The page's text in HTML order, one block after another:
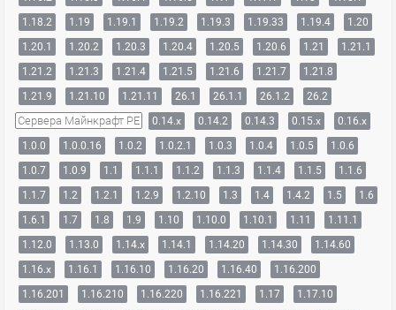
1.18.2
1.19 1.19.1 1.19.2 1.19.3 1.19.33 1.19.4
1.20
1.20.1
1.20.2 1.20.3 1.20.4 1.20.5 1.20.6 1.21
1.21.1
1.21.2
1.21.3 1.21.4 1.21.5 1.21.6 1.21.7
1.21.8
1.21.9
1.21.10 1.21.11 26.1 26.1.1 26.1.2 26.2
Сервера Майнкрафт PE 0.14.x 0.14.2 0.14.3 0.15.x
0.16.x
1.0.0
1.0.0.16 1.0.2 1.0.2.1 1.0.3 1.0.4 1.0.5
1.0.6
1.0.7
1.0.9 1.1 1.1.1 1.1.2 1.1.3 1.1.4 1.1.5
1.1.6
1.1.7
1.2 1.2.1 1.2.9 1.2.10 1.3 1.4 1.4.2 1.5
1.6
1.6.1
1.7 1.8 1.9 1.10 1.10.0 1.10.1 1.11
1.11.1
1.12.0
1.13.0 1.14.x 1.14.1 1.14.20 1.14.30
1.14.60
1.16.x
1.16.1 1.16.10 1.16.20 1.16.40
1.16.200
1.16.201
1.16.210 1.16.220 1.16.221 1.17
1.17.10